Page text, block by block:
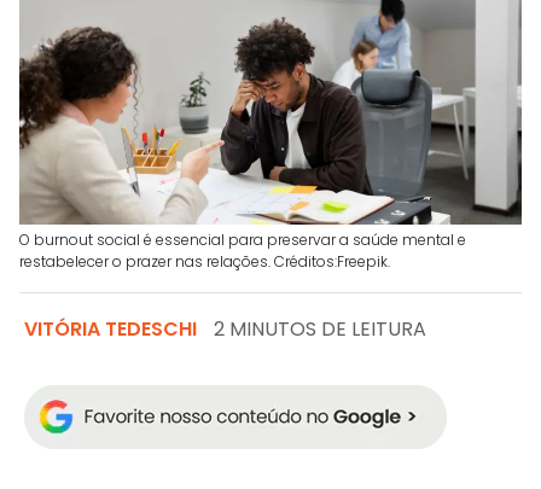
O burnout social é essencial para preservar a saúde mental e
restabelecer o prazer nas relações. Créditos:Freepik.
VITÓRIA TEDESCHI 2 MINUTOS DE LEITURA